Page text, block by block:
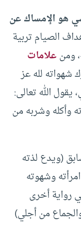
هو الإمساك عن
الصيام تربية
ومنعلامات
شهواته لله عز
الله تعالى:
وأكله وشربه من
(ويدع لذته
وشهوته
رواية أخرى
من أجلي)